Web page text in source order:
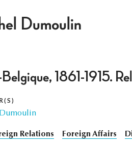
Dumoulin
1861-1915.
Relations Foreign Affairs